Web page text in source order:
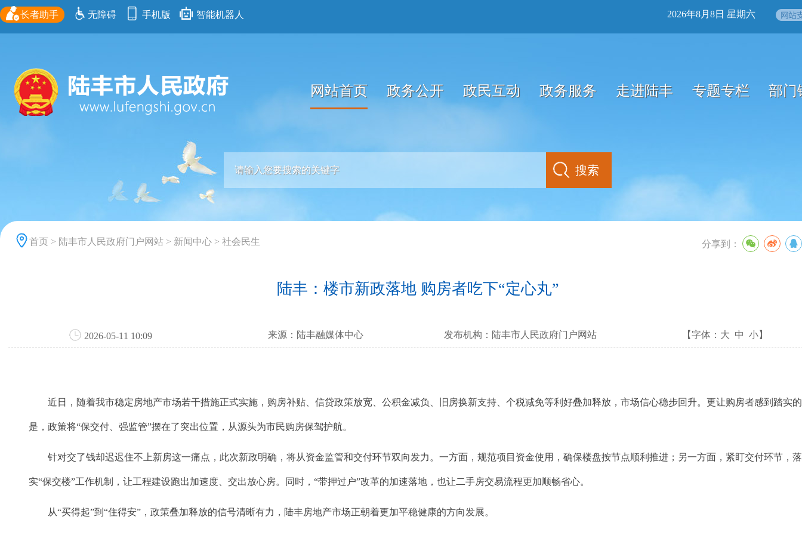
长者助手 无障碍 手机版 智能机器人 2026年8月8日 星期六
网站首页 政务公开 政民互动 政务服务 走进陆丰 专题专栏 部门
首页 > 陆丰市人民政府门户网站 > 新闻中心 > 社会民生 分享到：
陆丰：楼市新政落地 购房者吃下“定心丸”
2026-05-11 10:09 来源： 陆丰融媒体中心 发布机构： 陆丰市人民政府门户网站 【字体： 大 中 小】
近日，随着我市稳定房地产市场若干措施正式实施，购房补贴、信贷政策放宽、公积金减负、旧房换新支持、个税减免等利好叠加释放，市场信心稳步回升。更让购房者感到踏实的
是，政策将“保交付、强监管”摆在了突出位置，从源头为市民购房保驾护航。
针对交了钱却迟迟住不上新房这一痛点，此次新政明确，将从资金监管和交付环节双向发力。一方面，规范项目资金使用，确保楼盘按节点顺利推进；另一方面，紧盯交付环节，落
实“保交楼”工作机制，让工程建设跑出加速度、交出放心房。同时，“带押过户”改革的加速落地，也让二手房交易流程更加顺畅省心。
从“买得起”到“住得安”，政策叠加释放的信号清晰有力，陆丰房地产市场正朝着更加平稳健康的方向发展。